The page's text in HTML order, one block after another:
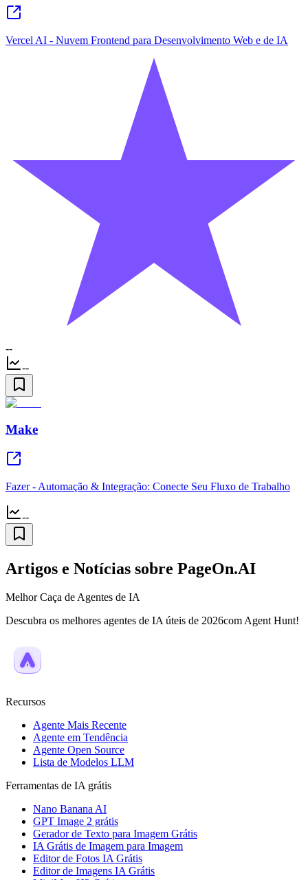
Vercel AI - Nuvem Frontend para Desenvolvimento Web e de IA
--
--
Make
Fazer - Automação & Integração: Conecte Seu Fluxo de Trabalho
--
Artigos e Notícias sobre PageOn.AI
Melhor Caça de Agentes de IA
Descubra os melhores agentes de IA úteis de 2026com Agent Hunt!
Recursos
Agente Mais Recente
Agente em Tendência
Agente Open Source
Lista de Modelos LLM
Ferramentas de IA grátis
Nano Banana AI
GPT Image 2 grátis
Gerador de Texto para Imagem Grátis
IA Grátis de Imagem para Imagem
Editor de Fotos IA Grátis
Editor de Imagens IA Grátis